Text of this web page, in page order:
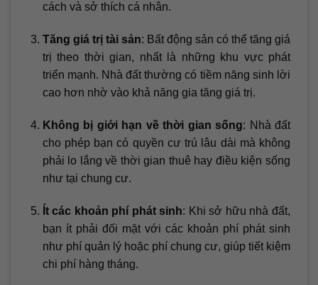
cách và sở thích cá nhân.
Tăng giá trị tài sản: Bất động sản có thể tăng giá
trị theo thời gian, nhất là những khu vực phát
triển mạnh. Nhà đất thường có tiềm năng sinh lời
cao hơn nhờ vào khả năng gia tăng giá trị.
Không bị giới hạn về thời gian sống: Nhà đất
cho phép bạn có quyền cư trú lâu dài mà không
phải lo lắng về thời gian thuê hay điều kiện sống
như tại chung cư.
Ít các khoản phí phát sinh: Khi sở hữu nhà đất,
bạn ít phải đối mặt với các khoản phí phát sinh
như phí quản lý hoặc phí chung cư, giúp tiết kiệm
chi phí hàng tháng.